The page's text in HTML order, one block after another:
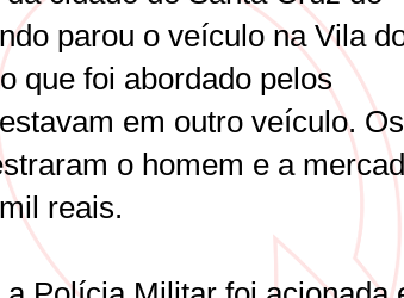
parou o veículo na Vila
que foi abordado pelos
em outro veículo. Os
o homem e a
reais.